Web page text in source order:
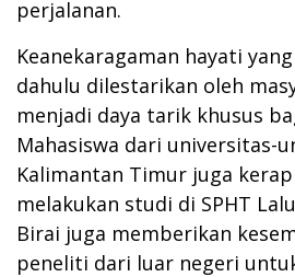
perjalanan.
Keanekaragaman hayati
dahulu dilestarikan oleh
menjadi daya tarik khusus
Mahasiswa dari universitas-
Kalimantan Timur juga kerap
melakukan studi di SPHT
Birai juga memberikan
peneliti dari luar negeri